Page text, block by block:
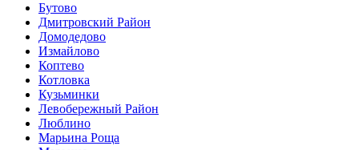
Бутово
Дмитровский Район
Домодедово
Измайлово
Коптево
Котловка
Кузьминки
Левобережный Район
Люблино
Марьина Роща